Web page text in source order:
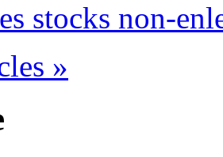
stocks non-
»